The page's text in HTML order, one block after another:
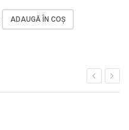
ADAUGĂ ÎN COȘ